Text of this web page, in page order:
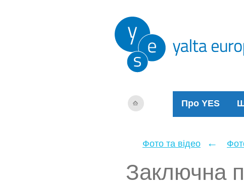
Про YES
Фото та відео ←
Заключна